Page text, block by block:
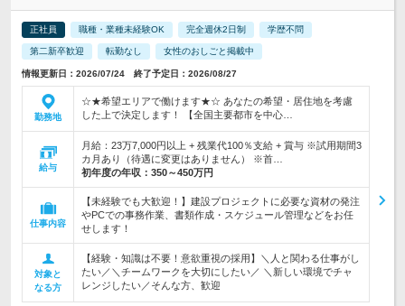
正社員 職種・業種未経験OK 完全週休2日制 学歴不問
第二新卒歓迎 転勤なし 女性のおしごと掲載中
情報更新日：2026/07/24 終了予定日：2026/08/27
勤務地
☆★希望エリアで働けます★☆ あなたの希望・居住地を考慮
した上で決定します！ 【全国主要都市を中心…
給与
月給：23万7,000円以上 + 残業代100％支給 + 賞与 ※試用期間3
カ月あり（待遇に変更はありません） ※首…
初年度の年収： 350～450万円
仕事内容
【未経験でも大歓迎！】建設プロジェクトに必要な資材の発注
やPCでの事務作業、書類作成・スケジュール管理などをお任
せします！
対象と
なる方
【経験・知識は不要！意欲重視の採用】＼人と関わる仕事がし
たい／＼チームワークを大切にしたい／ ＼新しい環境でチャ
レンジしたい／そんな方、歓迎